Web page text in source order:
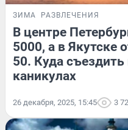
ЗИМА РАЗВЛЕЧЕНИЯ
В центре
5000, а в Якутске
50. Куда
каникулах
26 декабря, 2025, 15:45 3